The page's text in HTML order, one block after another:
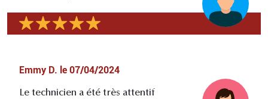
Emmy D. le 07/04/2024
Le technicien a été très attentif